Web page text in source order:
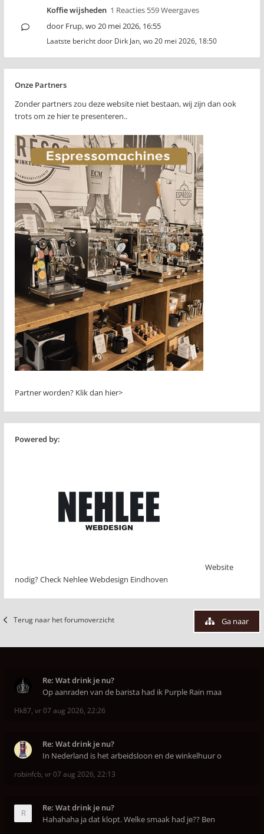
Koffie wijsheden 1 Reacties 559 Weergaves
door Frup,wo 20 mei 2026, 16:55
Laatste bericht door Dirk Jan, wo 20 mei 2026, 18:50
Onze Partners
Zonder partners zou deze website niet bestaan, wij zijn dan ook
trots om ze hier te presenteren..
Partner worden? Klik dan hier>
Powered by:
Website
nodig? Check Nehlee Webdesign Eindhoven
Terug naar het forumoverzicht Ga naar
Re: Wat drink je nu?
Op aanraden van de barista had ik Purple Rain maa
Hk87, vr 07 aug 2026, 22:26
Re: Wat drink je nu?
In Nederland is het arbeidsloon en de winkelhuur o
robinfcb, vr 07 aug 2026, 22:13
Re: Wat drink je nu?
Hahahaha ja dat klopt. Welke smaak had je?? Ben